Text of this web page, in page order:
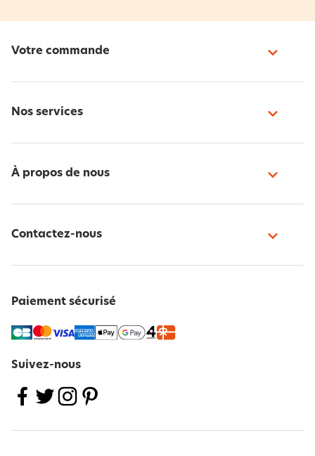
Votre commande
Nos services
À propos de nous
Contactez-nous
Paiement sécurisé
Suivez-nous